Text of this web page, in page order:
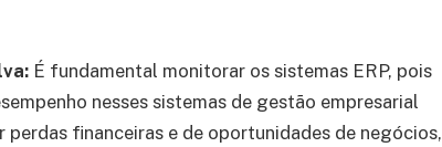
É fundamental monitorar os sistemas ERP, pois
nesses sistemas de gestão empresarial
perdas financeiras e de oportunidades de negócios,